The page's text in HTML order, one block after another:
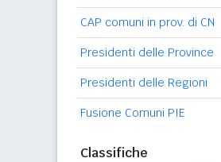
CAP comuni in prov. di CN
Presidenti delle Province
Presidenti delle Regioni
Fusione Comuni PIE
Classifiche